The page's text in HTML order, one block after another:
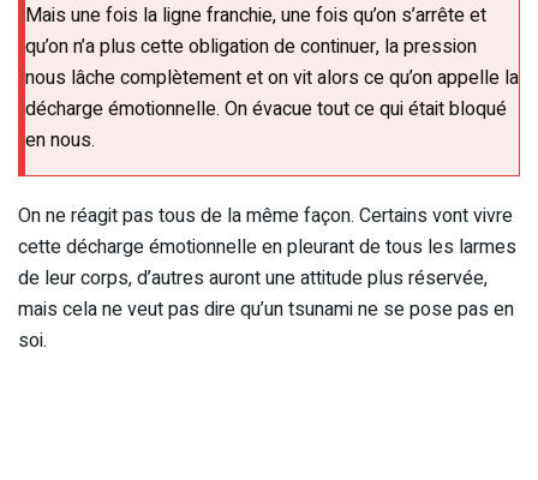
Mais une fois la ligne franchie, une fois qu’on s’arrête et
qu’on n’a plus cette obligation de continuer, la pression
nous lâche complètement et on vit alors ce qu’on appelle la
décharge émotionnelle. On évacue tout ce qui était bloqué
en nous.
On ne réagit pas tous de la même façon. Certains vont vivre
cette décharge émotionnelle en pleurant de tous les larmes
de leur corps, d’autres auront une attitude plus réservée,
mais cela ne veut pas dire qu’un tsunami ne se pose pas en
soi.